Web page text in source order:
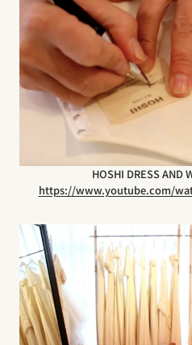
HOSHI DRESS AND
https://www.youtube.com/